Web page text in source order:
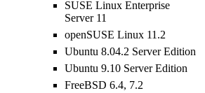
SUSE Linux Enterprise
Server 11
openSUSE Linux 11.2
Ubuntu 8.04.2 Server Edition
Ubuntu 9.10 Server Edition
FreeBSD 6.4, 7.2